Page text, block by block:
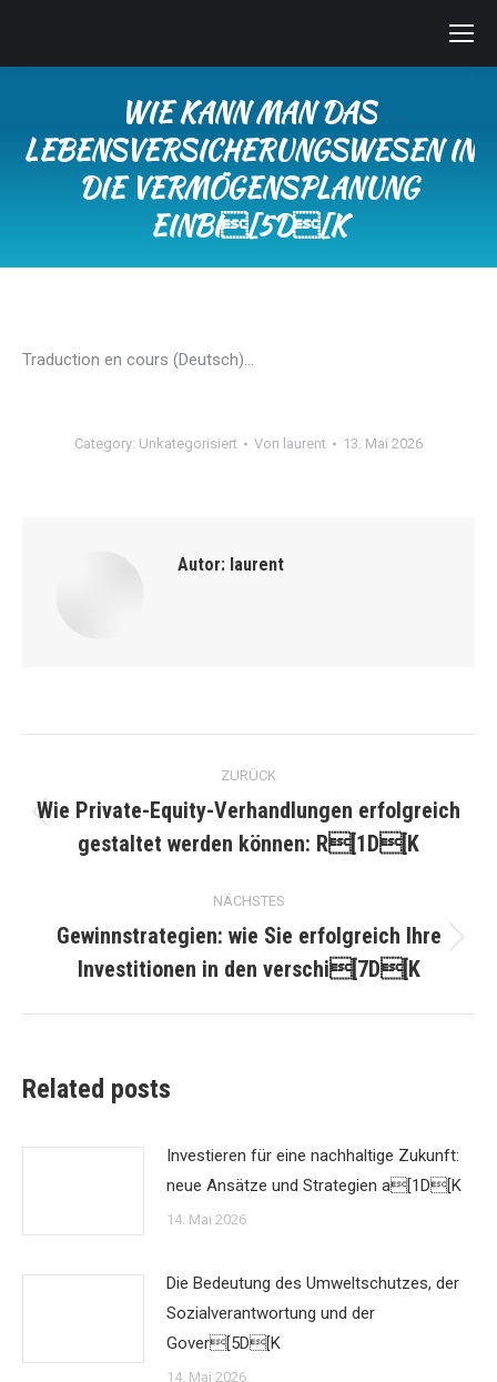
WIE KANN MAN DAS
LEBENSVERSICHERUNGSWESEN IN
DIE VERMÖGENSPLANUNG
EINBI[5D[K
Traduction en cours (Deutsch)…
Category: Unkategorisiert Von laurent 13. Mai 2026
Autor: laurent
Kommentarnavigation
ZURÜCK
Vorheriger
Beitrag:
Wie Private-Equity-Verhandlungen erfolgreich
gestaltet werden können: R[1D[K
NÄCHSTES
Beitrag:
Gewinnstrategien: wie Sie erfolgreich Ihre
Investitionen in den verschi[7D[K
Related posts
Investieren für eine nachhaltige Zukunft:
neue Ansätze und Strategien a[1D[K
14. Mai 2026
Die Bedeutung des Umweltschutzes, der
Sozialverantwortung und der
Gover[5D[K
14. Mai 2026